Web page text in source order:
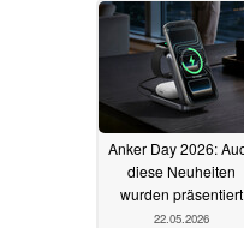
Anker Day 2026:
diese Neuheiten
wurden präsentiert
22.05.2026